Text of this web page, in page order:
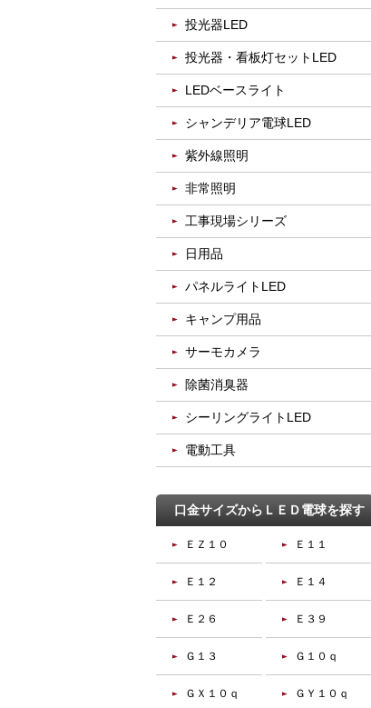
投光器LED
投光器・看板灯セットLED
LEDベースライト
シャンデリア電球LED
紫外線照明
非常照明
工事現場シリーズ
日用品
パネルライトLED
キャンプ用品
サーモカメラ
除菌消臭器
シーリングライトLED
電動工具
口金サイズからＬＥＤ電球を探す
ＥＺ１０ Ｅ１１
Ｅ１２ Ｅ１４
Ｅ２６ Ｅ３９
Ｇ１３ Ｇ１０ｑ
ＧＸ１０ｑ ＧＹ１０ｑ